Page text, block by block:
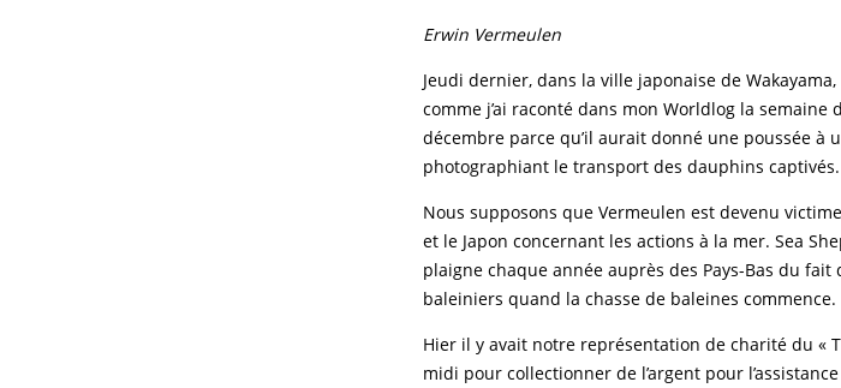
Erwin Vermeulen
Jeudi dernier, dans la ville japonaise de
comme j’ai raconté dans mon Worldlog la
décembre parce qu’il aurait donné une poussée à
photographiant le transport des dauphins captivés.
Nous supposons que Vermeulen est devenu
et le Japon concernant les actions à la mer. Sea
plaigne chaque année auprès des Pays-Bas du
baleiniers quand la chasse de baleines commence.
Hier il y avait notre représentation de charité du «
midi pour collectionner de l’argent pour